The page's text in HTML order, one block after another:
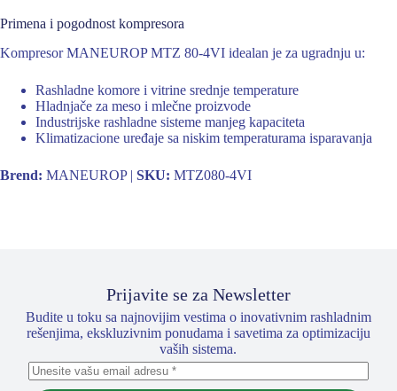
Primena i pogodnost kompresora
Kompresor MANEUROP MTZ 80-4VI idealan je za ugradnju u:
Rashladne komore i vitrine srednje temperature
Hladnjače za meso i mlečne proizvode
Industrijske rashladne sisteme manjeg kapaciteta
Klimatizacione uređaje sa niskim temperaturama isparavanja
Brend: MANEUROP | SKU: MTZ080-4VI
Prijavite se za Newsletter
Budite u toku sa najnovijim vestima o inovativnim rashladnim
rešenjima, ekskluzivnim ponudama i savetima za optimizaciju
vaših sistema.